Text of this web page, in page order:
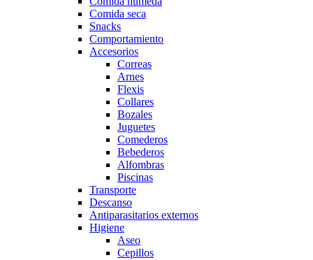
Comida seca
Snacks
Comportamiento
Accesorios
Correas
Arnes
Flexis
Collares
Bozales
Juguetes
Comederos
Bebederos
Alfombras
Piscinas
Transporte
Descanso
Antiparasitarios externos
Higiene
Aseo
Cepillos